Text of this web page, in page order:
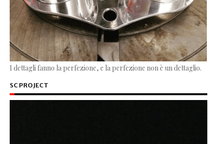
I dettagli fanno la perfezione, e la perfezione non è un dettaglio.
SC PROJECT